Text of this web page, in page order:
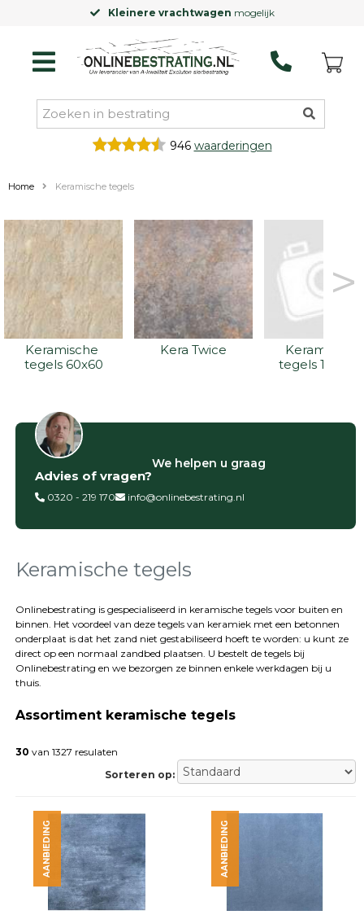
mogelijk
946 waarderingen
Home Keramische tegels
Keramische
tegels 60x60
Kera Twice
Keramische
tegels
>
Filter op
Categorieën
Betontegels
tegels
Natuursteen
Terrastegels
Tuintegels
Stoeptegels
Buitentegels
Balkontegels
Sierbestrating
Gebakken
bestrating
Trommelstenen
Wildverband
bestrating
Muurelementen
Straatklinkers
Advies of vragen?
We helpen u graag
0320 - 219 170 info@onlinebestrating.nl
Keramische tegels
Onlinebestrating is gespecialiseerd in keramische tegels voor buiten en
binnen. Het voordeel van deze tegels van keramiek met een betonnen
onderplaat is dat het zand niet gestabiliseerd hoeft te worden: u kunt ze
direct op een normaal zandbed plaatsen. U bestelt de tegels bij
Onlinebestrating en we bezorgen ze binnen enkele werkdagen bij u
thuis.
Assortiment keramische tegels
30 van 1327 resulaten
Sorteren op:
AANBIEDING AANBIEDING